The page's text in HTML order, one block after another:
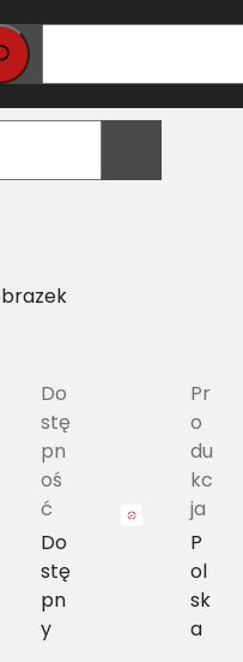
Do
stę
pn
oś
ć
Do
stę
pn
y
Pr
o
du
kc
ja
P
ol
sk
a